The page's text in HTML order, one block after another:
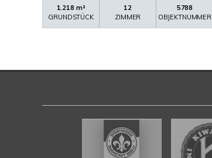
1.218 m²
GRUNDSTÜCK
12
ZIMMER
5788
OBJEKTNUMMER